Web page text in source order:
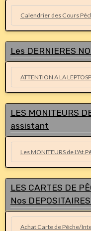
Calendrier des Cours
Les DERNIERES
ATTENTION A LA
LES MONITEURS
assistant
Les MONITEURS de
LES CARTES DE
Nos
Achat Carte de Pêche/